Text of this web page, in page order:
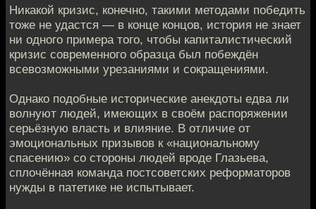
Никакой кризис, конечно, такими методами победить
тоже не удастся — в конце концов, история не знает
ни одного примера того, чтобы капиталистический
кризис современного образца был побеждён
всевозможными урезаниями и сокращениями.
Однако подобные исторические анекдоты едва ли
волнуют людей, имеющих в своём распоряжении
серьёзную власть и влияние. В отличие от
эмоциональных призывов к «национальному
спасению» со стороны людей вроде Глазьева,
сплочённая команда постсоветских реформаторов
нужды в патетике не испытывает.